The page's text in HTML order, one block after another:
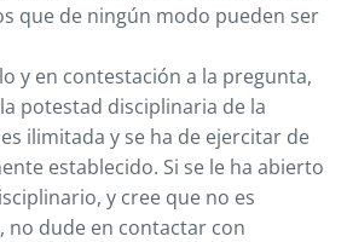
que de ningún modo pueden ser
y en contestación a la pregunta,
potestad disciplinaria de la
ilimitada y se ha de ejercitar de
establecido. Si se le ha abierto
y cree que no es
no dude en contactar con